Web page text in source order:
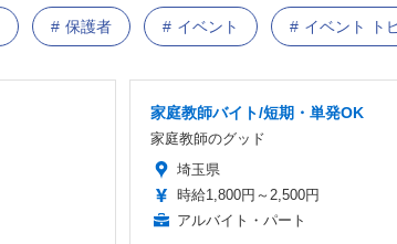
保護者 イベント イベント ト
家庭教師バイト/短期・単発OK
家庭教師のグッド
埼玉県
時給1,800円～2,500円
アルバイト・パート